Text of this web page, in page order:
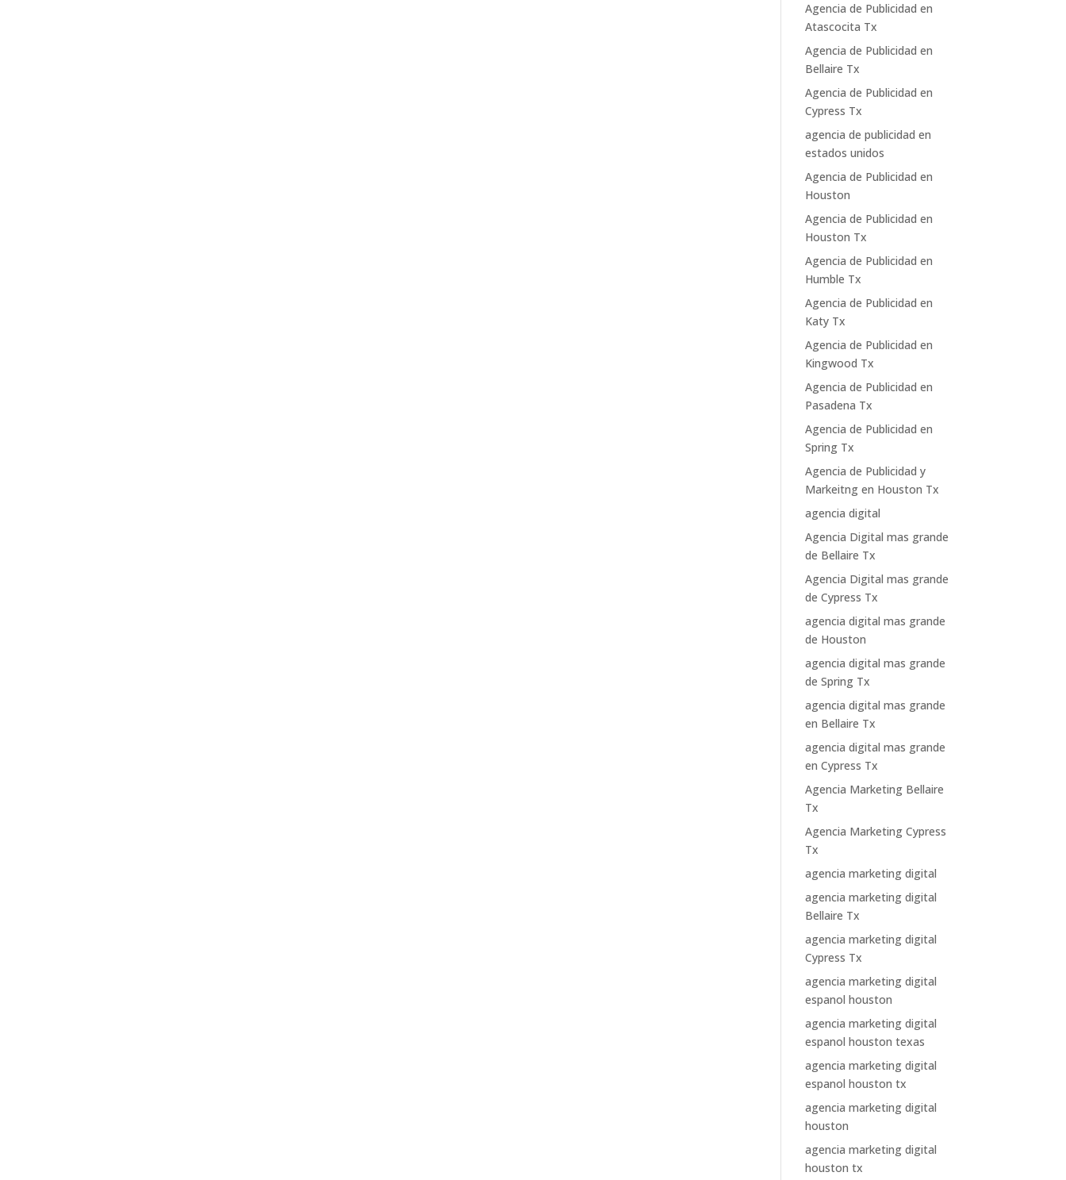
Agencia de Publicidad en
Atascocita Tx
Agencia de Publicidad en
Bellaire Tx
Agencia de Publicidad en
Cypress Tx
agencia de publicidad en
estados unidos
Agencia de Publicidad en
Houston
Agencia de Publicidad en
Houston Tx
Agencia de Publicidad en
Humble Tx
Agencia de Publicidad en
Katy Tx
Agencia de Publicidad en
Kingwood Tx
Agencia de Publicidad en
Pasadena Tx
Agencia de Publicidad en
Spring Tx
Agencia de Publicidad y
Markeitng en Houston Tx
agencia digital
Agencia Digital mas grande
de Bellaire Tx
Agencia Digital mas grande
de Cypress Tx
agencia digital mas grande
de Houston
agencia digital mas grande
de Spring Tx
agencia digital mas grande
en Bellaire Tx
agencia digital mas grande
en Cypress Tx
Agencia Marketing Bellaire
Tx
Agencia Marketing Cypress
Tx
agencia marketing digital
agencia marketing digital
Bellaire Tx
agencia marketing digital
Cypress Tx
agencia marketing digital
espanol houston
agencia marketing digital
espanol houston texas
agencia marketing digital
espanol houston tx
agencia marketing digital
houston
agencia marketing digital
houston tx